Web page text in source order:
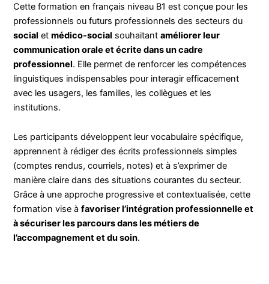
Cette formation en français niveau B1 est conçue pour les
professionnels ou futurs professionnels des secteurs du
social etmédico-social souhaitantaméliorer leur
communication orale et écrite dans un cadre
professionnel. Elle permet de renforcer les compétences
linguistiques indispensables pour interagir efficacement
avec les usagers, les familles, les collègues et les
institutions.
Les participants développent leur vocabulaire spécifique,
apprennent à rédiger des écrits professionnels simples
(comptes rendus, courriels, notes) et à s’exprimer de
manière claire dans des situations courantes du secteur.
Grâce à une approche progressive et contextualisée, cette
formation vise àfavoriser l’intégration professionnelle et
à sécuriser les parcours dans les métiers de
l’accompagnement et du soin.